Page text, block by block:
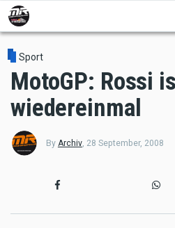
Skip
to
main
content
Sport
MotoGP: Rossi
wiedereinmal
By Archiv, 28 September, 2008